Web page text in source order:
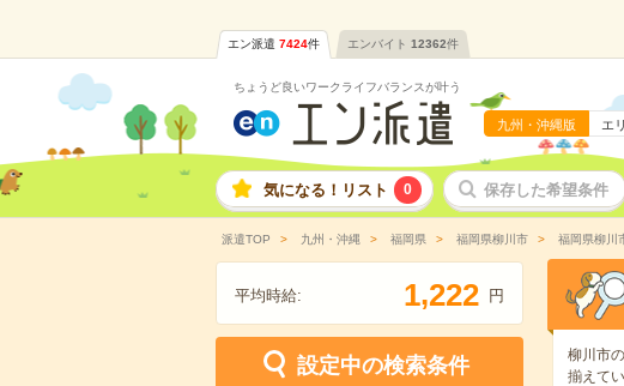
エン派遣 7424件 エンバイト 12362件
ちょうど良いワークライフバランスが叶う
九州・沖縄版 エ
気になる！リスト 0 保存した希望条件
派遣TOP 九州・沖縄 福岡県 福岡県柳川市 福岡県柳川
平均時給: 1,222 円
設定中の検索条件 柳川市
揃えて